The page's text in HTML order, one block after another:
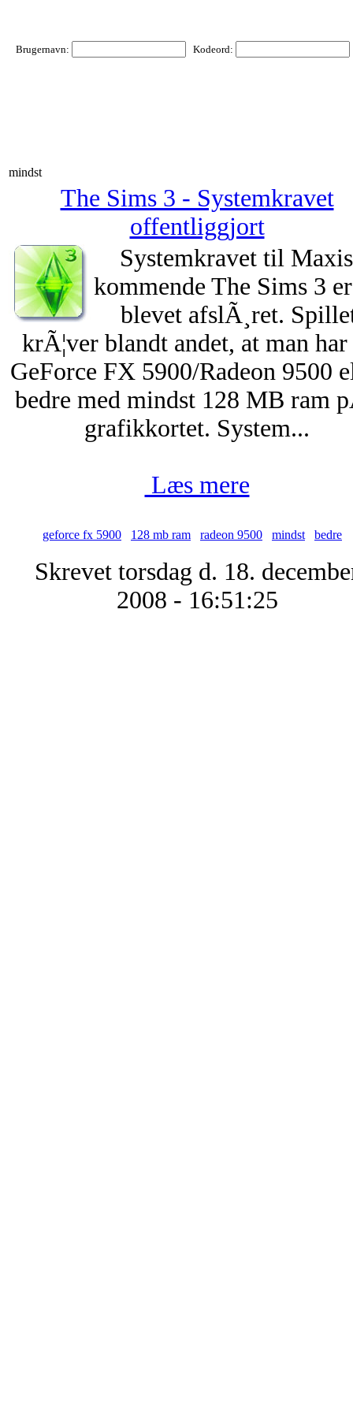
Brugernavn: Kodeord:
mindst
The Sims 3 - Systemkravet
offentliggjort
Systemkravet til
kommende The Sims 3
blevet afslÃ¸ret.
krÃ¦ver blandt andet, at man har
GeForce FX 5900/Radeon 9500
bedre med mindst 128 MB ram
grafikkortet. System...
Læs mere
geforce fx 5900 128 mb ram radeon 9500 mindst bedre
Skrevet torsdag d. 18.
2008 - 16:51:25